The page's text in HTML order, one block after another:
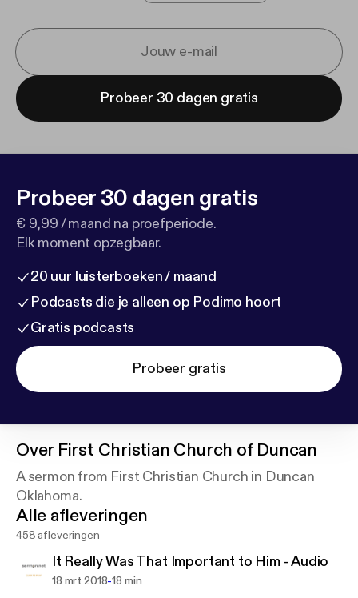
Probeer 30 dagen gratis
Probeer 30 dagen gratis
€ 9,99 / maand na proefperiode.
Elk moment opzegbaar.
20 uur luisterboeken / maand
Podcasts die je alleen op Podimo hoort
Gratis podcasts
Probeer gratis
Over First Christian Church of Duncan
A sermon from First Christian Church in Duncan
Oklahoma.
Alle afleveringen
458 afleveringen
It Really Was That Important to Him - Audio
18 mrt 2018-18 min